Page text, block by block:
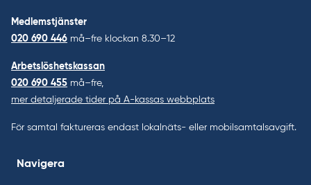
Medlemstjänster
020 690 446 må–fre klockan 8.30–12
Arbetslöshetskassan
020 690 455 må–fre,
mer detaljerade tider på A-kassas webbplats
För samtal faktureras endast lokalnäts- eller mobilsamtalsavgift.
Navigera